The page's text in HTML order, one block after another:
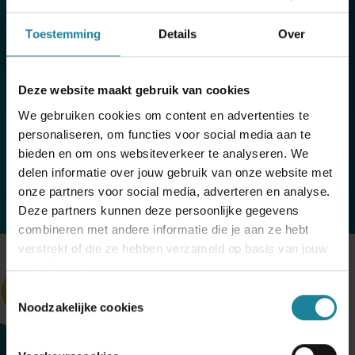
Toestemming Details Over
Deze website maakt gebruik van cookies
We gebruiken cookies om content en advertenties te
personaliseren, om functies voor social media aan te
bieden en om ons websiteverkeer te analyseren. We
delen informatie over jouw gebruik van onze website met
onze partners voor social media, adverteren en analyse.
Deze partners kunnen deze persoonlijke gegevens
combineren met andere informatie die je aan ze hebt
verstrekt of die ze hebben verzameld op basis van jouw
gebruik van hun services.
Noodzakelijke cookies
naadloze connectiviteit, helpt CCS je bij het
optimaliseren van workflows en het versterken van
klantrelaties. Ontdek hier enkele unieke eigenschappen
Pop-up
Deeplink